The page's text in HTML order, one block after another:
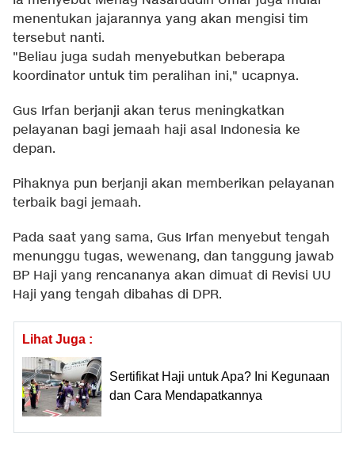
menentukan jajarannya yang akan mengisi tim
tersebut nanti.
"Beliau juga sudah menyebutkan beberapa
koordinator untuk tim peralihan ini," ucapnya.
Gus Irfan berjanji akan terus meningkatkan
pelayanan bagi jemaah haji asal Indonesia ke
depan.
Pihaknya pun berjanji akan memberikan pelayanan
terbaik bagi jemaah.
Pada saat yang sama, Gus Irfan menyebut tengah
menunggu tugas, wewenang, dan tanggung jawab
BP Haji yang rencananya akan dimuat di Revisi UU
Haji yang tengah dibahas di DPR.
Lihat Juga :
Sertifikat Haji untuk Apa? Ini Kegunaan
dan Cara Mendapatkannya